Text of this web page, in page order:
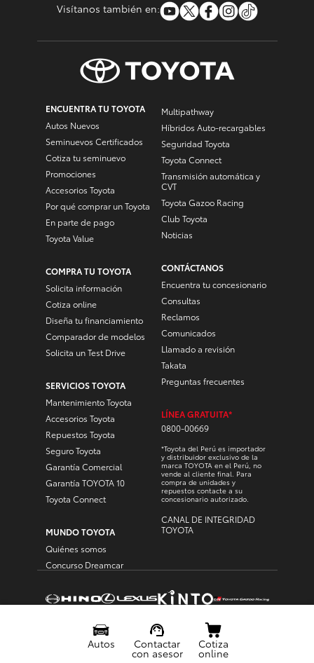
Autos Contactar
con asesor
Cotiza
online
Visítanos también en:
ENCUENTRA TU TOYOTA
Autos Nuevos
Seminuevos Certificados
Cotiza tu seminuevo
Promociones
Accesorios Toyota
Por qué comprar un Toyota
En parte de pago
Toyota Value
COMPRA TU TOYOTA
Solicita información
Cotiza online
Diseña tu financiamiento
Comparador de modelos
Solicita un Test Drive
SERVICIOS TOYOTA
Mantenimiento Toyota
Accesorios Toyota
Repuestos Toyota
Seguro Toyota
Garantía Comercial
Garantía TOYOTA 10
Toyota Connect
MUNDO TOYOTA
Quiénes somos
Concurso Dreamcar
Multipathway
Híbridos Auto-recargables
Seguridad Toyota
Toyota Connect
Transmisión automática y
CVT
Toyota Gazoo Racing
Club Toyota
Noticias
CONTÁCTANOS
Encuentra tu concesionario
Consultas
Reclamos
Comunicados
Llamado a revisión
Takata
Preguntas frecuentes
LÍNEA GRATUITA*
0800-00669
*Toyota del Perú es importador
y distribuidor exclusivo de la
marca TOYOTA en el Perú, no
vende al cliente final. Para
compra de unidades y
repuestos contacte a su
concesionario autorizado.
CANAL DE INTEGRIDAD
TOYOTA
© Toyota copyright © all rights reserved
POLÍTICA DE PRIVACIDAD
TÉRMINOS Y CONDICIONES
TEXTO LEGAL DE CAMPAÑAS